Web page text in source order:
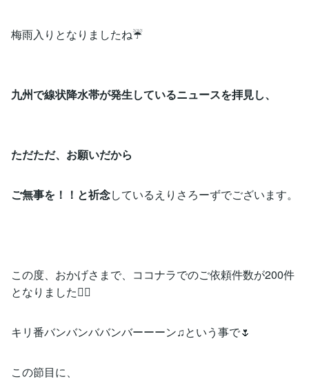
梅雨入りとなりましたね☔️
九州で線状降水帯が発生しているニュースを拝見し、
ただただ、お願いだから
ご無事を！！と祈念しているえりさろーずでございます。
この度、おかげさまで、ココナラでのご依頼件数が200件
となりました🙇‍♀️
キリ番バンバンババンバーーーン♫という事で🌷
この節目に、